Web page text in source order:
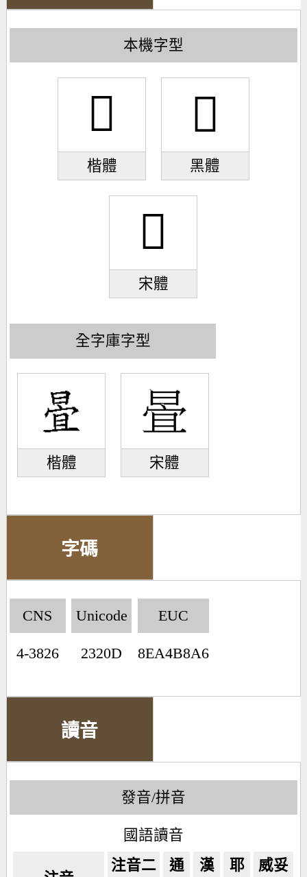
本機字型
𣈍
楷體
𣈍
黑體
𣈍
宋體
全字庫字型
楷體 宋體
字碼
CNS
4-3826
Unicode
2320D
EUC
8EA4B8A6
讀音
發音/拼音
國語讀音
注音二 通 漢 耶 威妥